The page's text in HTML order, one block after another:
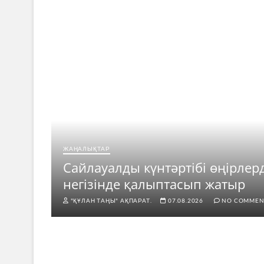
ЖАҢАЛЫҚТАР
Сайлауалды күнтәртібі
негізінде қалыптасып жатыр
"ҚҰЛАН ТАҢЫ" АҚПАРАТ. 07.08.2026 NO